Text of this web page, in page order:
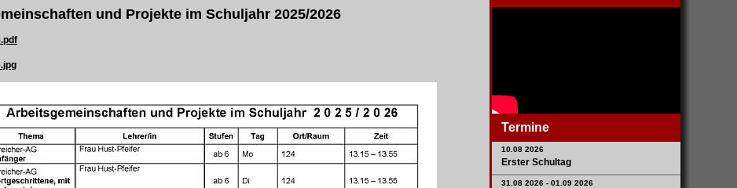
Termine
10.08 2026
Erster Schultag
31.08 2026 - 01.09 2026
und Projekte im Schuljahr 2025/2026